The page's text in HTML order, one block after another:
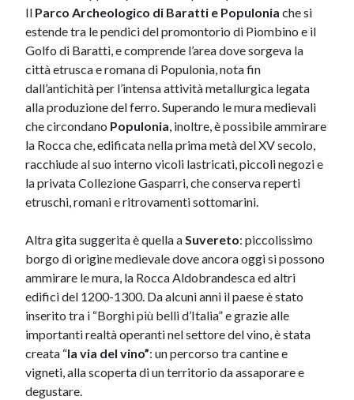
Il Parco Archeologico di Baratti e Populonia che si
estende tra le pendici del promontorio di Piombino e il
Golfo di Baratti, e comprende l’area dove sorgeva la
città etrusca e romana di Populonia, nota fin
dall’antichità per l’intensa attività metallurgica legata
alla produzione del ferro. Superando le mura medievali
che circondano Populonia, inoltre, è possibile ammirare
la Rocca che, edificata nella prima metà del XV secolo,
racchiude al suo interno vicoli lastricati, piccoli negozi e
la privata Collezione Gasparri, che conserva reperti
etruschi, romani e ritrovamenti sottomarini.
Altra gita suggerita è quella aSuvereto: piccolissimo
borgo di origine medievale dove ancora oggi si possono
ammirare le mura, la Rocca Aldobrandesca ed altri
edifici del 1200-1300. Da alcuni anni il paese è stato
inserito tra i “Borghi più belli d’Italia” e grazie alle
importanti realtà operanti nel settore del vino, è stata
creata “la via del vino”: un percorso tra cantine e
vigneti, alla scoperta di un territorio da assaporare e
degustare.